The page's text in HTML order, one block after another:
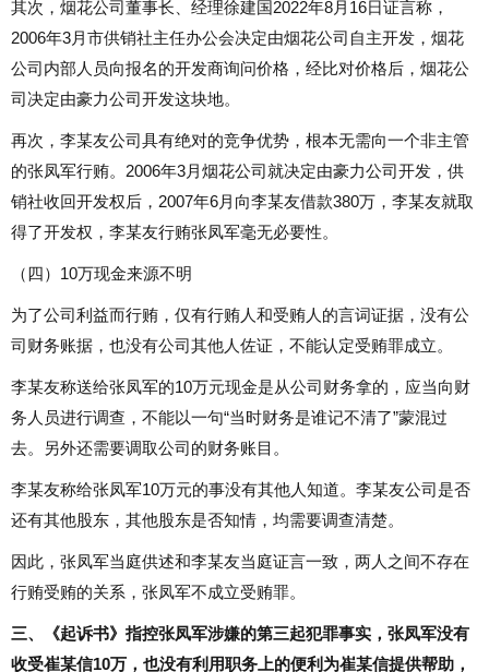
其次，烟花公司董事长、经理徐建国2022年8月16日证言称，
2006年3月市供销社主任办公会决定由烟花公司自主开发，烟花
公司内部人员向报名的开发商询问价格，经比对价格后，烟花公
司决定由豪力公司开发这块地。
再次，李某友公司具有绝对的竞争优势，根本无需向一个非主管
的张凤军行贿。2006年3月烟花公司就决定由豪力公司开发，供
销社收回开发权后，2007年6月向李某友借款380万，李某友就取
得了开发权，李某友行贿张凤军毫无必要性。
（四）10万现金来源不明
为了公司利益而行贿，仅有行贿人和受贿人的言词证据，没有公
司财务账据，也没有公司其他人佐证，不能认定受贿罪成立。
李某友称送给张凤军的10万元现金是从公司财务拿的，应当向财
务人员进行调查，不能以一句“当时财务是谁记不清了”蒙混过
去。另外还需要调取公司的财务账目。
李某友称给张凤军10万元的事没有其他人知道。李某友公司是否
还有其他股东，其他股东是否知情，均需要调查清楚。
因此，张凤军当庭供述和李某友当庭证言一致，两人之间不存在
行贿受贿的关系，张凤军不成立受贿罪。
三、《起诉书》指控张凤军涉嫌的第三起犯罪事实，张凤军没有
收受崔某信10万，也没有利用职务上的便利为崔某信提供帮助，